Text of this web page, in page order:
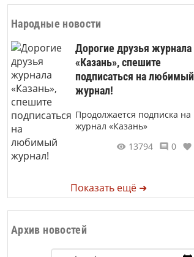
Народные новости
Дорогие друзья журнала
«Казань», спешите
подписаться на любимый
журнал!
Продолжается подписка на
журнал «Казань»
13794
0
Показать ещё ➜
Архив новостей